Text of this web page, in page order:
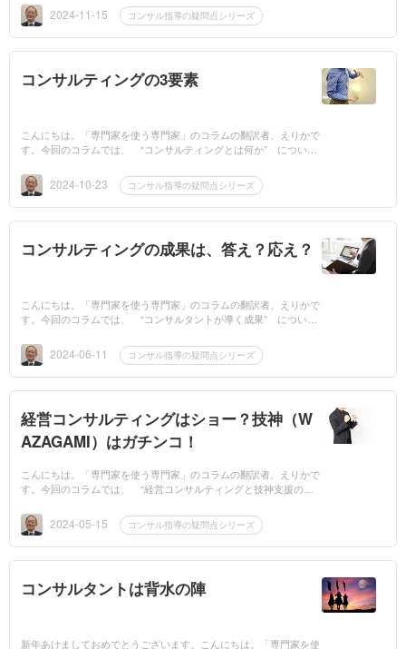
き出す” というこ...
2024-11-15 コンサル指導の疑問点シリーズ
コンサルティングの3要素
こんにちは。「専門家を使う専門家」のコラムの翻訳者、えりかで
す。今回のコラムでは、 “コンサルティングとは何か” について
コンサルかどう...
2024-10-23 コンサル指導の疑問点シリーズ
コンサルティングの成果は、答え？応え？
こんにちは。「専門家を使う専門家」のコラムの翻訳者、えりかで
す。今回のコラムでは、 “コンサルタントが導く成果” について
応えの違いを知...
2024-06-11 コンサル指導の疑問点シリーズ
経営コンサルティングはショー？技神（W
AZAGAMI）はガチンコ！
こんにちは。「専門家を使う専門家」のコラムの翻訳者、えりかで
す。今回のコラムでは、 “経営コンサルティングと技神支援の違
リット・デメリ...
2024-05-15 コンサル指導の疑問点シリーズ
コンサルタントは背水の陣
新年あけましておめでとうございます。こんにちは。「専門家を使